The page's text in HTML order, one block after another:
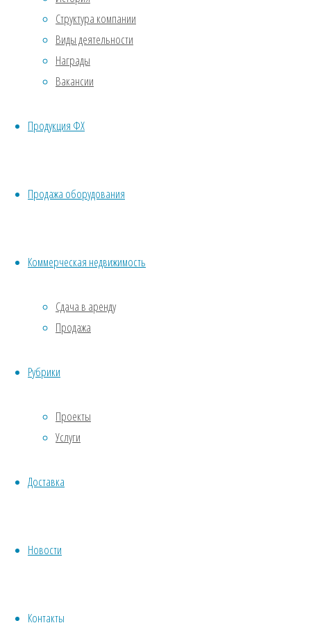
Структура компании
Виды деятельности
Награды
Вакансии
Продукция ФХ
Продажа оборудования
Коммерческая недвижимость
Сдача в аренду
Продажа
Рубрики
Проекты
Услуги
Доставка
Новости
Контакты